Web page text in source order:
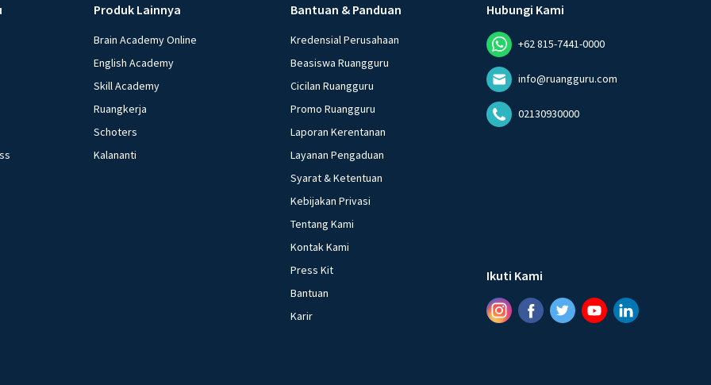
Produk Lainnya
Brain Academy Online
English Academy
Skill Academy
Ruangkerja
Schoters
Kalananti
Bantuan & Panduan
Kredensial Perusahaan
Beasiswa Ruangguru
Cicilan Ruangguru
Promo Ruangguru
Laporan Kerentanan
Layanan Pengaduan
Syarat & Ketentuan
Kebijakan Privasi
Tentang Kami
Kontak Kami
Press Kit
Bantuan
Karir
Hubungi Kami
+62 815-7441-0000
info@ruangguru.com
02130930000
Ikuti Kami